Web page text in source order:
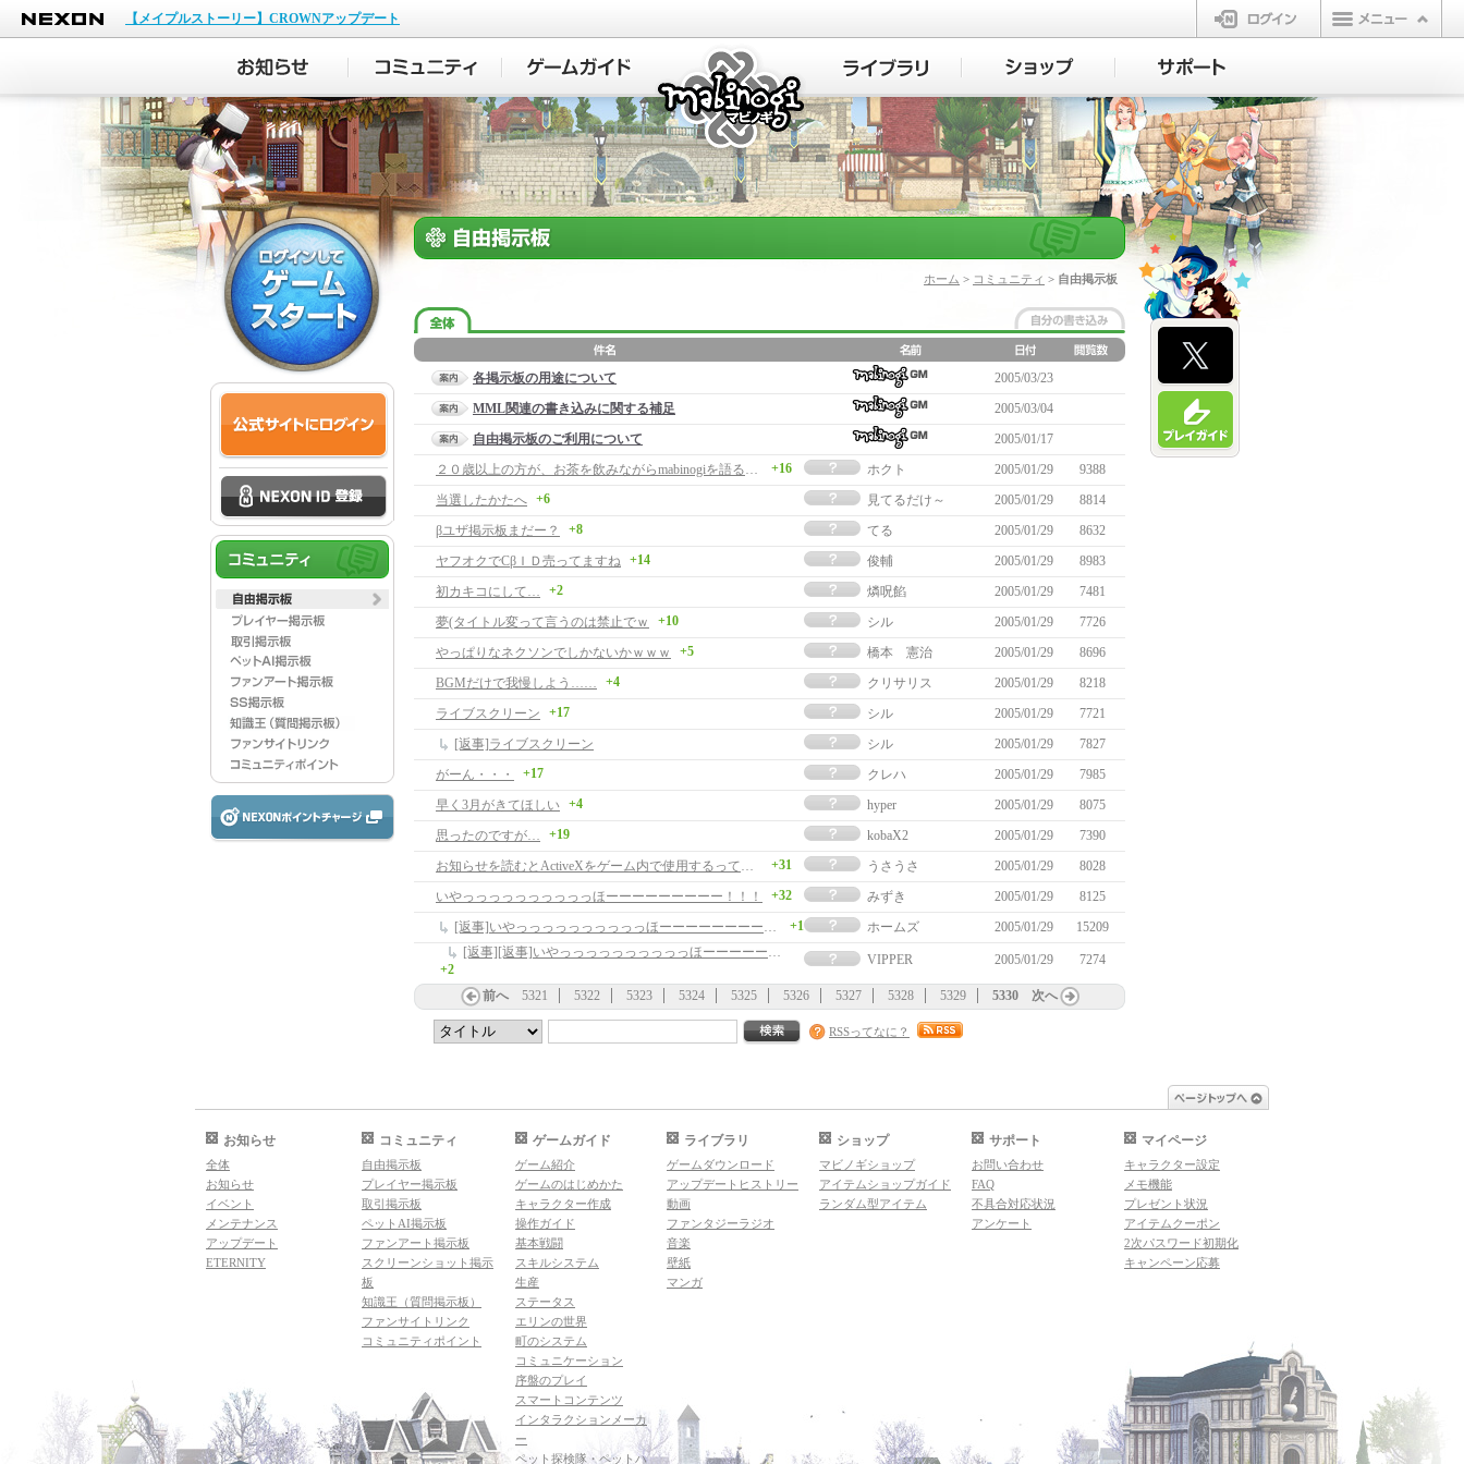
NEXON
【メイプルストーリー】CROWNアップデート
ログイン
マビノギ
ホーム > コミュニティ > 自由掲示板
各掲示板の用途について
2005/03/23
MML関連の書き込みに関する補足
2005/03/04
自由掲示板のご利用について
2005/01/17
２０歳以上の方が、お茶を飲みながらmabinogiを語るスレ
+16 ホクト 2005/01/29
9388
当選したかたへ +6 見てるだけ～ 2005/01/29
8814
βユザ掲示板まだー？
+8 てる 2005/01/29
8632
ヤフオクでCβＩＤ売ってますね +14 俊輔 2005/01/29
8983
初カキコにして…
+2 燐呪餡 2005/01/29
7481
夢(タイトル変って言うのは禁止でｗ
+10 シル 2005/01/29
7726
やっぱりなネクソンでしかないかｗｗｗ
+5 橋本 憲治 2005/01/29
8696
BGMだけで我慢しよう……
+4 クリサリス 2005/01/29
8218
ライブスクリーン
+17 シル 2005/01/29
7721
[返事]ライブスクリーン
シル 2005/01/29
7827
がーん・・・
+17 クレハ 2005/01/29
7985
早く3月がきてほしい +4 hyper 2005/01/29
8075
思ったのですが…
+19 kobaX2 2005/01/29
7390
お知らせを読むとActiveXをゲーム内で使用するってこと？危険だなぁ
+31 うさうさ 2005/01/29
8028
いやっっっっっっっっっっほーーーーーーーーー！！！
+32 みずき 2005/01/29
8125
[返事]いやっっっっっっっっっっほーーーーーーーーー！！！
+1 ホームズ 2005/01/29
15209
[返事][返事]いやっっっっっっっっっっほーーーーーーーーー！！！
+2
VIPPER 2005/01/29 7274
前へ 5321 5322 5323 5324 5325 5326 5327 5328 5329 5330 次へ
RSSってなに？
お知らせ
全体
お知らせ
イベント
メンテナンス
アップデート
ETERNITY
コミュニティ
自由掲示板
プレイヤー掲示板
取引掲示板
ペットAI掲示板
ファンアート掲示板
スクリーンショット掲示
板
知識王（質問掲示板）
ファンサイトリンク
コミュニティポイント
ゲームガイド
ゲーム紹介
ゲームのはじめかた
キャラクター作成
操作ガイド
基本戦闘
スキルシステム
生産
ステータス
エリンの世界
町のシステム
コミュニケーション
序盤のプレイ
スマートコンテンツ
インタラクションメーカ
ー
ペット探検隊・ペットハ
ライブラリ
ゲームダウンロード
アップデートヒストリー
動画
ファンタジーラジオ
音楽
壁紙
マンガ
ショップ
マビノギショップ
アイテムショップガイド
ランダム型アイテム
サポート
お問い合わせ
FAQ
不具合対応状況
アンケート
マイページ
キャラクター設定
メモ機能
プレゼント状況
アイテムクーポン
2次パスワード初期化
キャンペーン応募